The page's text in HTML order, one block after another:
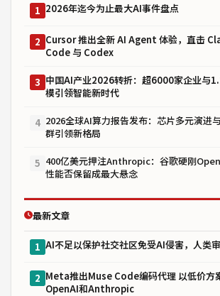
1 2026年迄今为止最大AI事件盘点
2 Cursor 推出全新 AI Agent 体验，直击
Code 与 Codex
3 中国AI产业2026转折：超6000家企业与
模引领智能新时代
4 2026全球AI算力报告发布：芯片多元演进
群引领新格局
5 400亿美元押注Anthropic：谷歌硬刚
性能否保留成最大悬念
最新文章
1 AI不足以保护社交社区免受AI侵害，人类
2 Meta推出Muse Code编码代理 以低价方
OpenAI和Anthropic